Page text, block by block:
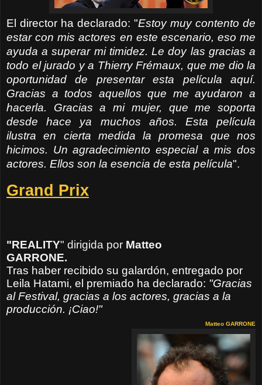
El director ha declarado: "Estoy muy contento de
estar con mis actores en este escenario, eso me
ayuda a superar mi timidez. Le doy las gracias a
todo el jurado y a Thierry Frémaux, que me dio la
oportunidad de presentar esta película aquí.
Gracias a todos aquellos que me ayudaron a
hacerla. Gracias a mi mujer, que me soporta
desde hace ya muchos años. Esta película
ilustra en cierta medida la promesa que nos
hicimos. Un agradecimiento especial a mis dos
actores. Ellos son la esencia de esta película".
Grand Prix
"REALITY" dirigida por Matteo
GARRONE.
Tras haber recibido su galardón, entregado por
Leila Hatami, el premiado ha declarado: "Gracias
al Festival, gracias a los actores, gracias a la
producción. ¡Ciao!"
Matteo GARRONE